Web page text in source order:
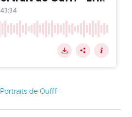
Portraits de Oufff